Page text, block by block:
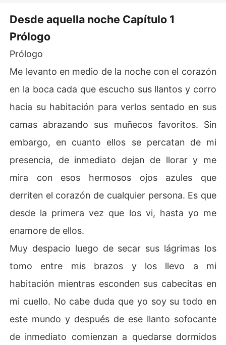
e perdón para enmendar el error que jamás debió de ha
ber sucedido.
Desde aquella noche Capítulo 1
Prólogo
Prólogo
Me levanto en medio de la noche con el corazón
en la boca cada que escucho sus llantos y corro
hacia su habitación para verlos sentado en sus
camas abrazando sus muñecos favoritos. Sin
embargo, en cuanto ellos se percatan de mi
presencia, de inmediato dejan de llorar y me
mira con esos hermosos ojos azules que
derriten el corazón de cualquier persona. Es que
desde la primera vez que los vi, hasta yo me
enamore de ellos.
Muy despacio luego de secar sus lágrimas los
tomo entre mis brazos y los llevo a mi
habitación mientras esconden sus cabecitas en
mi cuello. No cabe duda que yo soy su todo en
este mundo y después de ese llanto sofocante
de inmediato comienzan a quedarse dormidos